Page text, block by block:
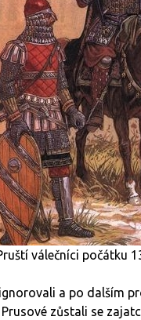
válečníci počátku
a po dalším
zůstali se